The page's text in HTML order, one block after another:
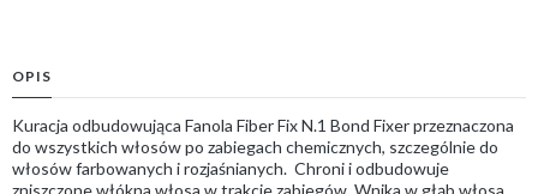
OPIS
Kuracja odbudowująca Fanola Fiber Fix N.1 Bond Fixer przeznaczona
do wszystkich włosów po zabiegach chemicznych, szczególnie do
włosów farbowanych i rozjaśnianych. Chroni i odbudowuje
zniszczone włókna włosa w trakcie zabiegów. Wnika w głąb włosa